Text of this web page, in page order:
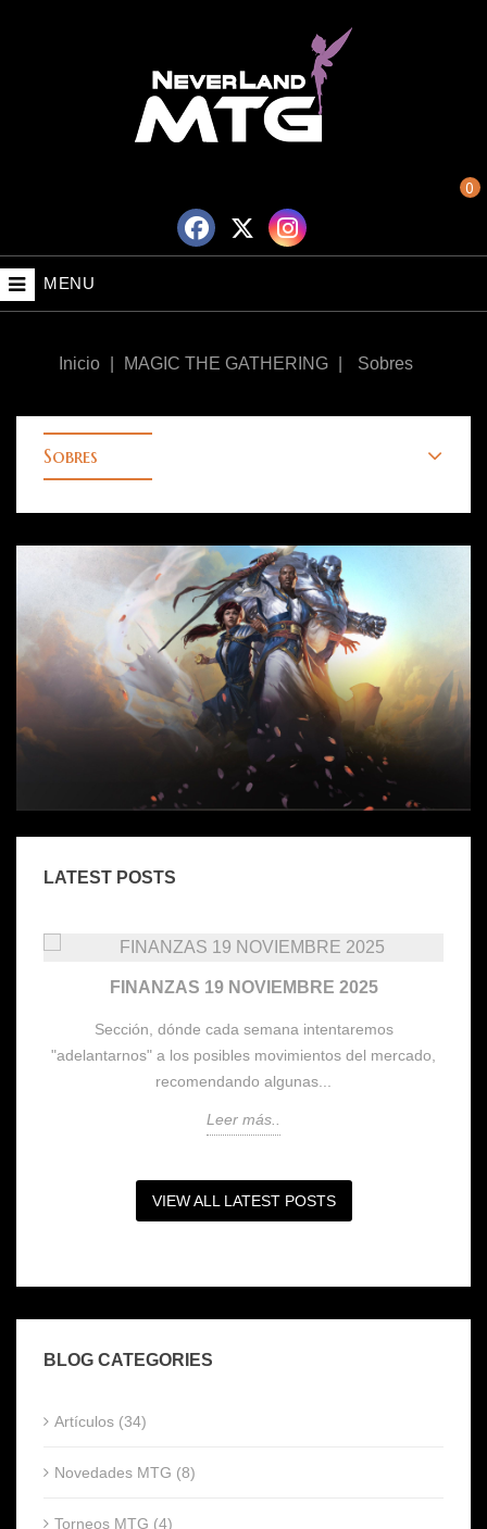
0
MENU
Inicio MAGIC THE GATHERING Sobres
Sobres
LATEST POSTS
FINANZAS 19 NOVIEMBRE 2025
Sección, dónde cada semana intentaremos
"adelantarnos" a los posibles movimientos del mercado,
recomendando algunas...
Leer más..
VIEW ALL LATEST POSTS
BLOG CATEGORIES
Artículos (34)
Novedades MTG (8)
Torneos MTG (4)